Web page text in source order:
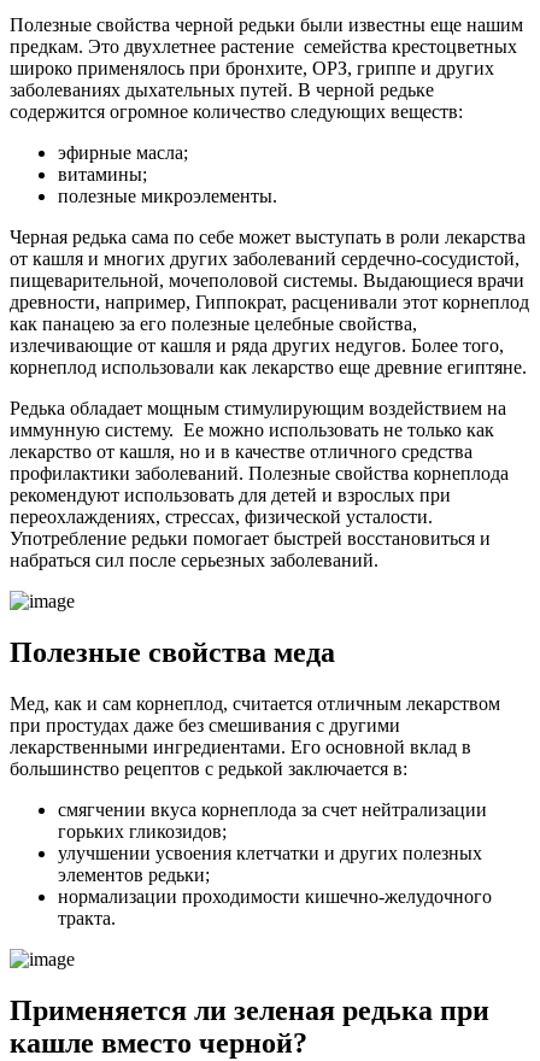
Полезные свойства черной редьки были известны еще нашим
предкам. Это двухлетнее растение семейства крестоцветных
широко применялось при бронхите, ОРЗ, гриппе и других
заболеваниях дыхательных путей. В черной редьке
содержится огромное количество следующих веществ:
эфирные масла;
витамины;
полезные микроэлементы.
Черная редька сама по себе может выступать в роли лекарства
от кашля и многих других заболеваний сердечно-сосудистой,
пищеварительной, мочеполовой системы. Выдающиеся врачи
древности, например, Гиппократ, расценивали этот корнеплод
как панацею за его полезные целебные свойства,
излечивающие от кашля и ряда других недугов. Более того,
корнеплод использовали как лекарство еще древние египтяне.
Редька обладает мощным стимулирующим воздействием на
иммунную систему. Ее можно использовать не только как
лекарство от кашля, но и в качестве отличного средства
профилактики заболеваний. Полезные свойства корнеплода
рекомендуют использовать для детей и взрослых при
переохлаждениях, стрессах, физической усталости.
Употребление редьки помогает быстрей восстановиться и
набраться сил после серьезных заболеваний.
Полезные свойства меда
Мед, как и сам корнеплод, считается отличным лекарством
при простудах даже без смешивания с другими
лекарственными ингредиентами. Его основной вклад в
большинство рецептов с редькой заключается в:
смягчении вкуса корнеплода за счет нейтрализации
горьких гликозидов;
улучшении усвоения клетчатки и других полезных
элементов редьки;
нормализации проходимости кишечно-желудочного
тракта.
Применяется ли зеленая редька при
кашле вместо черной?